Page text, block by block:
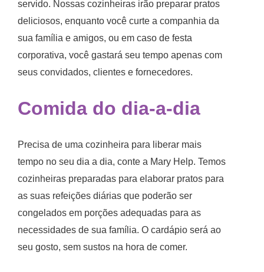
servido. Nossas cozinheiras irão preparar pratos
deliciosos, enquanto você curte a companhia da
sua família e amigos, ou em caso de festa
corporativa, você gastará seu tempo apenas com
seus convidados, clientes e fornecedores.
Comida do dia-a-dia
Precisa de uma cozinheira para liberar mais
tempo no seu dia a dia, conte a Mary Help. Temos
cozinheiras preparadas para elaborar pratos para
as suas refeições diárias que poderão ser
congelados em porções adequadas para as
necessidades de sua família. O cardápio será ao
seu gosto, sem sustos na hora de comer.